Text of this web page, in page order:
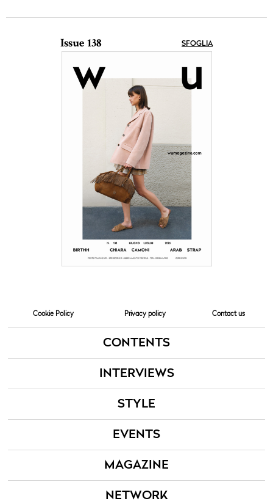
Issue 138 SFOGLIA
Cookie Policy Privacy policy Contact us
CONTENTS
INTERVIEWS
STYLE
EVENTS
MAGAZINE
NETWORK